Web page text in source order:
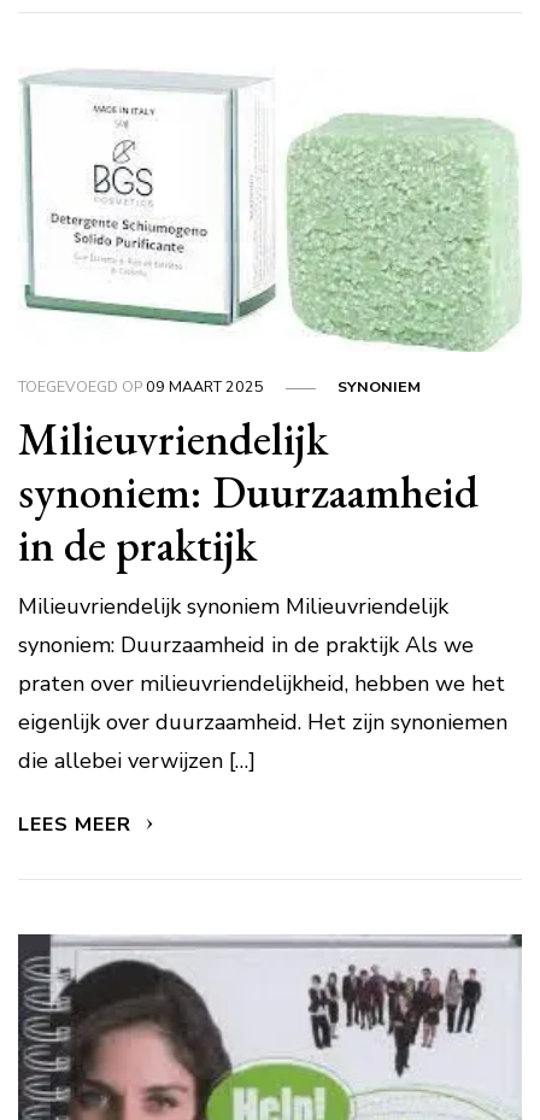
TOEGEVOEGD OP09 MAART 2025 SYNONIEM
Milieuvriendelijk
synoniem: Duurzaamheid
in de praktijk
Milieuvriendelijk synoniem Milieuvriendelijk
synoniem: Duurzaamheid in de praktijk Als we
praten over milieuvriendelijkheid, hebben we het
eigenlijk over duurzaamheid. Het zijn synoniemen
die allebei verwijzen […]
LEES MEER